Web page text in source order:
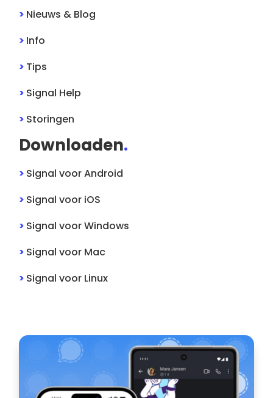
> Nieuws & Blog
> Info
> Tips
> Signal Help
> Storingen
Downloaden.
> SignalvoorAndroid
> Signalvoor iOS
> SignalvoorWindows
> Signalvoor Mac
> Signalvoor Linux